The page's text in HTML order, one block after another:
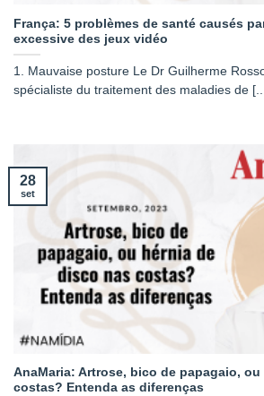
França: 5 problèmes de santé causés
excessive des jeux vidéo
1. Mauvaise posture Le Dr Guilherme
spécialiste du traitement des maladies de
AnaMaria: Artrose, bico de papagaio,
costas? Entenda as diferenças
28
set